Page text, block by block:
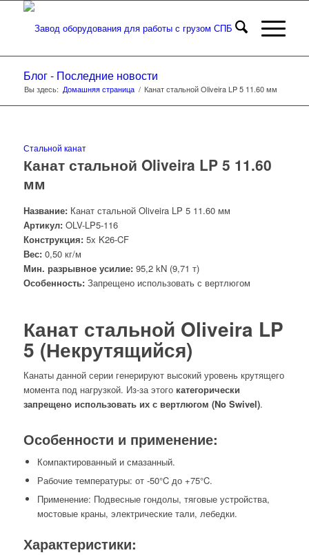
Блог - Последние новости
Вы здесь: Домашняя страница / Канат стальной Oliveira LP 5 11.60 мм
Стальной канат
Канат стальной Oliveira LP 5 11.60
мм
Название:Канат стальной Oliveira LP 5 11.60 мм
Артикул:OLV-LP5-116
Конструкция:5x K26-CF
Вес:0,50 кг/м
Мин. разрывное усилие:95,2 kN (9,71 т)
Особенность:Запрещено использовать с вертлюгом
Канат стальной Oliveira LP
5 (Некрутящийся)
Канаты данной серии генерируют высокий уровень крутящего
момента под нагрузкой. Из-за этого категорически
запрещено использовать их с вертлюгом (No Swivel).
Особенности и применение:
Компактированный и смазанный.
Рабочие температуры: от -50°C до +75°C.
Применение: Подвесные гондолы, тяговые устройства,
мостовые краны, электрические тали, лебедки.
Характеристики: